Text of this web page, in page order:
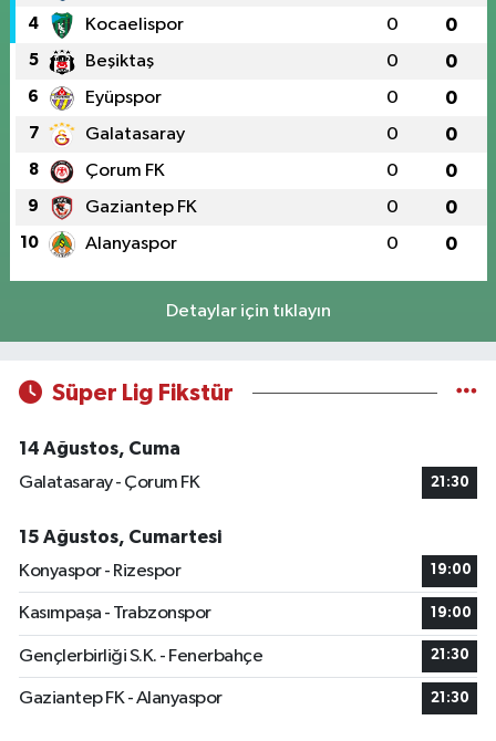
4 Kocaelispor 0 0
5 Beşiktaş 0 0
6 Eyüpspor 0 0
7 Galatasaray 0 0
8 Çorum FK 0 0
9 Gaziantep FK 0 0
10 Alanyaspor 0 0
Detaylar için tıklayın
Süper Lig Fikstür
14 Ağustos, Cuma
Galatasaray - Çorum FK
21:30
15 Ağustos, Cumartesi
Konyaspor - Rizespor
19:00
Kasımpaşa - Trabzonspor 19:00
Gençlerbirliği S.K. - Fenerbahçe 21:30
Gaziantep FK - Alanyaspor 21:30